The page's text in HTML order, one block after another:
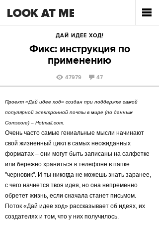
ДАЙ ИДЕЕ ХОД!
Фикс: инструкция по
применению
47979 47
Проект «Дай идее ход» создан при поддержке самой
популярной электронной почты в мире (по данным
Comscore) – Hotmail.com.
Очень часто самые гениальные мысли начинают
свой жизненный цикл в самых неожиданных
форматах – они могут быть записаны на салфетке
или бережно храниться в телефоне в папке
"черновик". И ты никогда не можешь знать заранее,
с чего начнется твоя идея, но она непременно
обретет жизнь, если сначала станет письмом.
Поток «Дай идее ход» рассказывает об идеях, их
создателях и том, что у них получилось.